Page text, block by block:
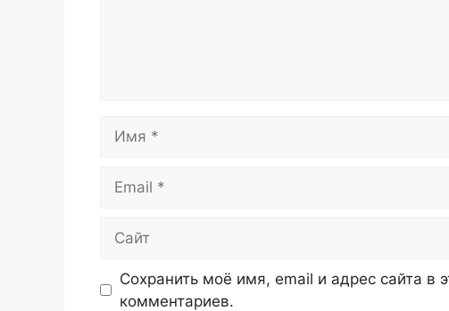
Сохранить моё имя, email и адрес сайта в
комментариев.